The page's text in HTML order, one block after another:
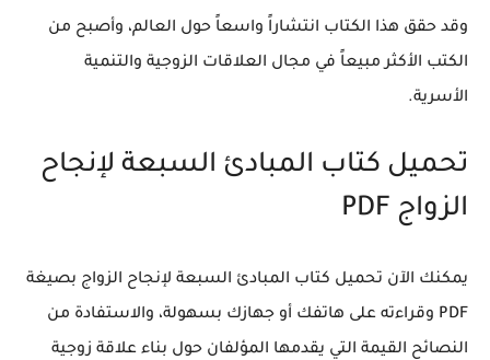
وقد حقق هذا الكتاب انتشاراً واسعاً حول العالم، وأصبح من
الكتب الأكثر مبيعاً في مجال العلاقات الزوجية والتنمية
الأسرية.
تحميل كتاب المبادئ السبعة لإنجاح
الزواج PDF
يمكنك الآن تحميل كتاب المبادئ السبعة لإنجاح الزواج بصيغة
PDF وقراءته على هاتفك أو جهازك بسهولة، والاستفادة من
النصائح القيمة التي يقدمها المؤلفان حول بناء علاقة زوجية